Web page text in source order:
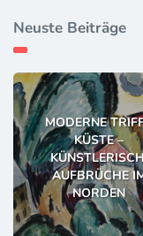
Neuste Beiträge
MODERNE
KÜSTE –
AUFBRÜCHE
NORDEN